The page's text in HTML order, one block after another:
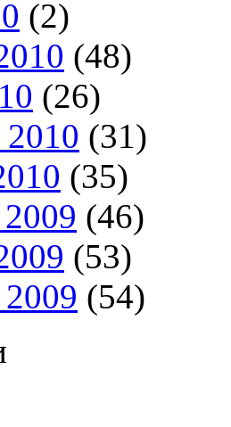
(2)
(48)
(26)
(31)
(35)
(46)
(53)
(54)